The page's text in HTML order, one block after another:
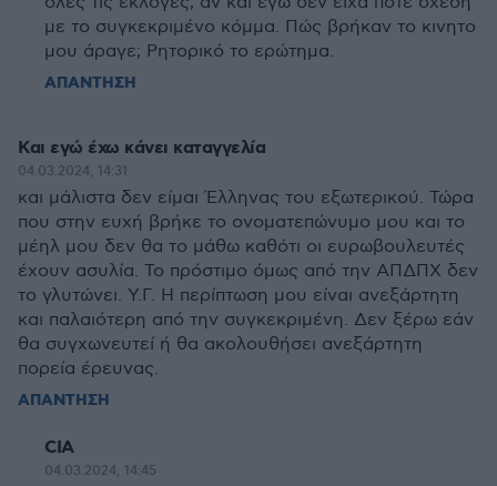
με το συγκεκριμένο κόμμα. Πώς βρήκαν το κινητο
μου άραγε; Ρητορικό το ερώτημα.
ΑΠΑΝΤΗΣΗ
Και εγώ έχω κάνει καταγγελία
04.03.2024, 14:31
και μάλιστα δεν είμαι Έλληνας του εξωτερικού. Τώρα
που στην ευχή βρήκε το ονοματεπώνυμο μου και το
μέηλ μου δεν θα το μάθω καθότι οι ευρωβουλευτές
έχουν ασυλία. Το πρόστιμο όμως από την ΑΠΔΠΧ δεν
το γλυτώνει. Υ.Γ. Η περίπτωση μου είναι ανεξάρτητη
και παλαιότερη από την συγκεκριμένη. Δεν ξέρω εάν
θα συγχωνευτεί ή θα ακολουθήσει ανεξάρτητη
πορεία έρευνας.
ΑΠΑΝΤΗΣΗ
CIA
04.03.2024, 14:45